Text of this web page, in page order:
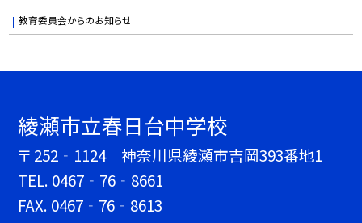
教育委員会からのお知らせ
綾瀬市立春日台中学校
〒 252‐1124 神奈川県綾瀬市吉岡393番地1
TEL. 0467‐76‐8661
FAX. 0467‐76‐8613